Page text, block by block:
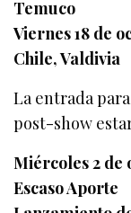
Temuco
Viernes 18 de
Chile, Valdivia
La entrada
post-show
Miércoles 2 de
Escaso Aporte